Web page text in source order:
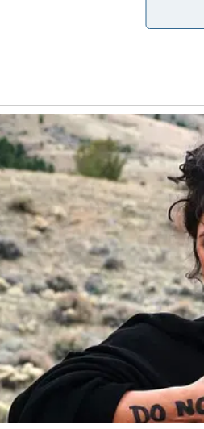
งความทรงจำของวงการแพทย์แ
𝑰𝑵𝑽𝑰𝑵𝑪𝑰𝑩𝑳𝑬 : 𝟏𝟎 AND
เลอร์ (ประเทศไทย) จำกัด ซึ่งจั
Regency Bangkok Sukhumvit
ยงเป็นการเฉลิมฉลองความสำเร็
การเปิดตัว โปรแกรมอีลองเซ่